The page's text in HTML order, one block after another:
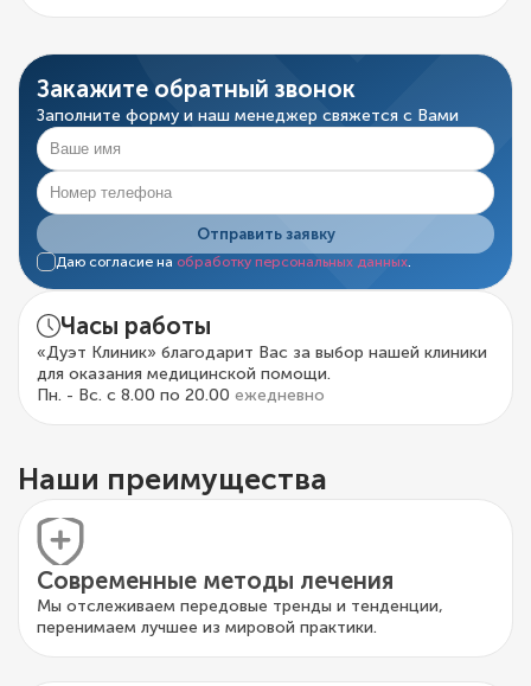
Закажите обратный звонок
Заполните форму и наш менеджер свяжется с Вами
Отправить заявку
Даю согласие на обработку персональных данных.
Часы работы
«Дуэт Клиник» благодарит Вас за выбор нашей клиники
для оказания медицинской помощи.
Пн. - Вс. с 8.00 по 20.00 ежедневно
Наши преимущества
Современные методы лечения
Мы отслеживаем передовые тренды и тенденции,
перенимаем лучшее из мировой практики.